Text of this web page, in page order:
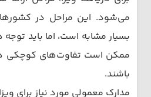
می‌شود. این مراحل در
بسیار مشابه است، اما باید
ممکن است تفاوت‌های کوچکی در
باشند.
مدارک معمولی مورد نیاز برای